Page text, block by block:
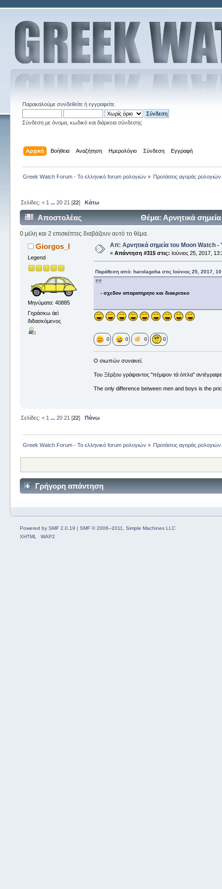
Παρακαλούμε συνδεθείτεή εγγραφείτε.
Σύνδεση με όνομα, κωδικό και διάρκεια σύνδεσης
Αρχική Βοήθεια Αναζήτηση Ημερολόγιο Σύνδεση Εγγραφή
Greek Watch Forum - Το ελληνικό forum ρολογιών » Προτάσεις αγοράς ρολογιών
Σελίδες: < 1 ... 20 21 [22] Κάτω
Αποστολέας Θέμα: Αρνητικά
0 μέλη και 2 επισκέπτες διαβάζουν αυτό το θέμα.
Giorgos_I
Legend
Μηνύματα: 40885
Γηράσκω ἀεὶ
διδασκόμενος
Απ: Αρνητικά σημεία του Moon Watch
« Απάντηση #315 στις: Ιούνιος 25, 2017,
Παράθεση από: harolagoha στις Ιούνιος 25, 2017,
- σχεδον απαρατηρητο και διακριτικο
0 0 0 0
Ο σιωπών συναινεί.
Του Ξέρξου γράψαντος ''πέμψον τά όπλα''
The only difference between men and boys is the
Σελίδες: < 1 ... 20 21 [22] Πάνω
Greek Watch Forum - Το ελληνικό forum ρολογιών » Προτάσεις αγοράς ρολογιών
Γρήγορη απάντηση
Powered by SMF 2.0.19 | SMF © 2006–2011, Simple Machines LLC
XHTML
WAP2